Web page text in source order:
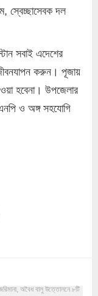
স্বেচ্ছাসেবক দল
সবাই এদেশের
করুন। পূজায়
হবেনা। উপজেলার
ও অঙ্গ সহযোগি